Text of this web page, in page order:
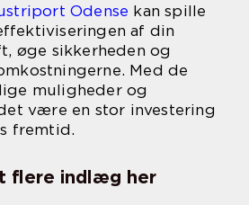
Odense kan spille
af din
øge sikkerheden og
Med de
muligheder og
være en stor investering
fremtid.
flere indlæg her